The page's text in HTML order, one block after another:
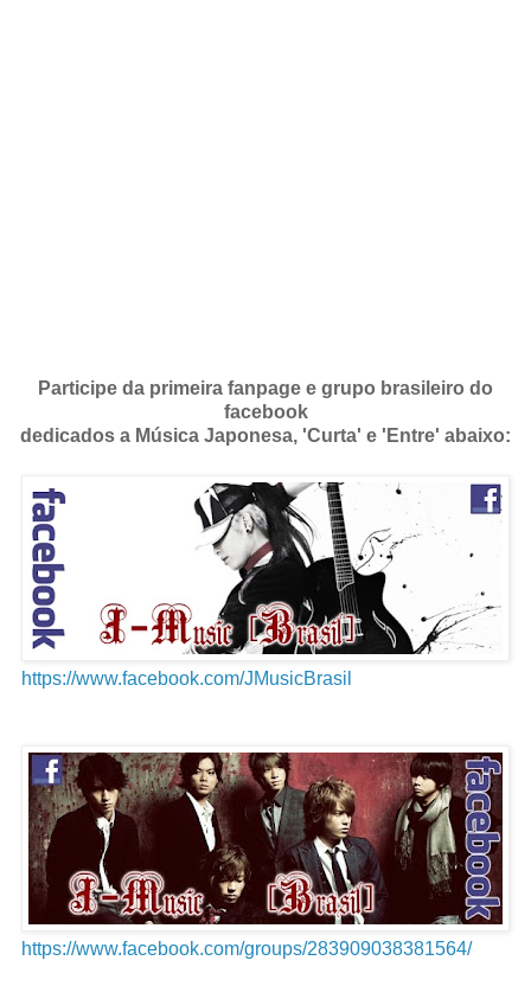
Participe da primeira fanpage e grupo brasileiro do
facebook
dedicados a Música Japonesa, 'Curta' e 'Entre' abaixo:
https://www.facebook.com/JMusicBrasil
https://www.facebook.com/groups/283909038381564/